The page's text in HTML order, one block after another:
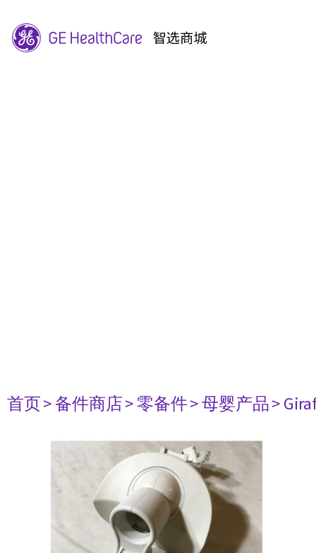
首页> 备件商店> 零备件> 母婴产品>